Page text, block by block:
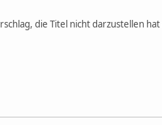
die Titel nicht darzustellen hat